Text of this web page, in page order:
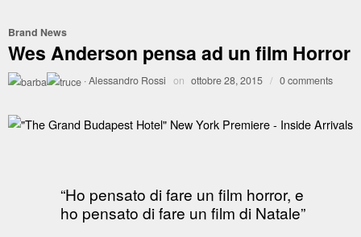
Brand News
Wes Anderson pensa ad un film Horror
·Alessandro Rossi on ottobre 28, 2015 / 0 comments
“Ho pensato di fare un film horror, e
ho pensato di fare un film di Natale”